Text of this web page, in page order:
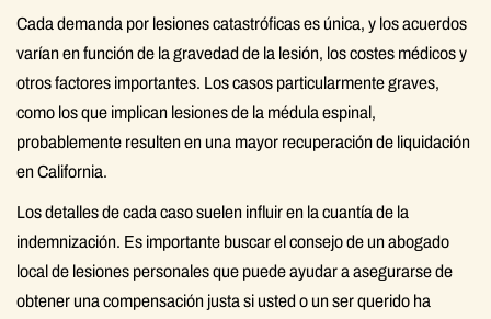
Cada demanda por lesiones catastróficas es única, y los acuerdos
varían en función de la gravedad de la lesión, los costes médicos y
otros factores importantes. Los casos particularmente graves,
como los que implican lesiones de la médula espinal,
probablemente resulten en una mayor recuperación de liquidación
en California.
Los detalles de cada caso suelen influir en la cuantía de la
indemnización. Es importante buscar el consejo de un abogado
local de lesiones personales que puede ayudar a asegurarse de
obtener una compensación justa si usted o un ser querido ha